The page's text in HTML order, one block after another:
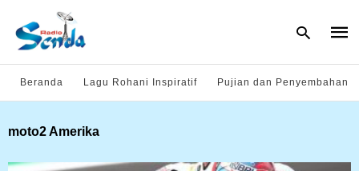
Beranda Lagu Rohani Inspiratif Pujian dan Penyembahan
moto2 Amerika